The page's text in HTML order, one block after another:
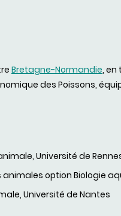
Bretagne-Normandie, en
des Poissons,
Université de
animales option Biologie
Université de Nantes